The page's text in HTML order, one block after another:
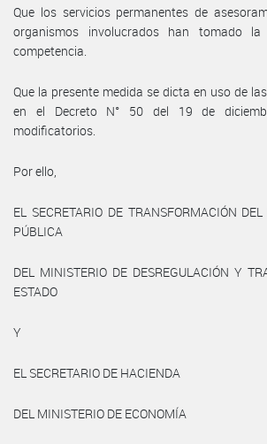
Que los servicios permanentes de
organismos involucrados han tomado
competencia.
Que la presente medida se dicta en uso de
en el Decreto N° 50 del 19 de
modificatorios.
Por ello,
EL SECRETARIO DE TRANSFORMACIÓN
PÚBLICA
DEL MINISTERIO DE DESREGULACIÓN Y
ESTADO
Y
EL SECRETARIO DE HACIENDA
DEL MINISTERIO DE ECONOMÍA